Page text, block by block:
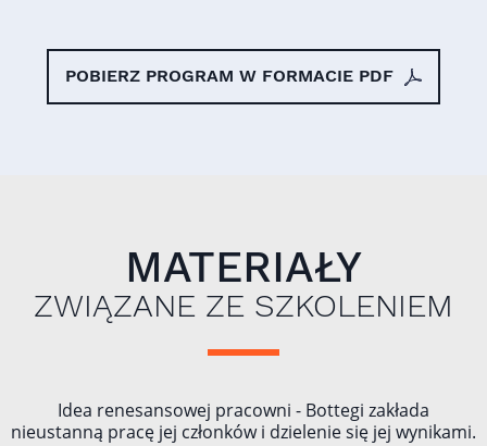
POBIERZ PROGRAM W FORMACIE PDF
MATERIAŁY
ZWIĄZANE ZE SZKOLENIEM
Idea renesansowej pracowni - Bottegi zakłada
nieustanną pracę jej członków i dzielenie się jej wynikami.